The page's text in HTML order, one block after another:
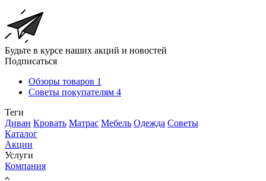
Будьте в курсе наших акций и новостей
Подписаться
Обзоры товаров 1
Советы покупателям 4
Теги
Диван Кровать Матрас Мебель Одежда Советы
Каталог
Акции
Услуги
Компания